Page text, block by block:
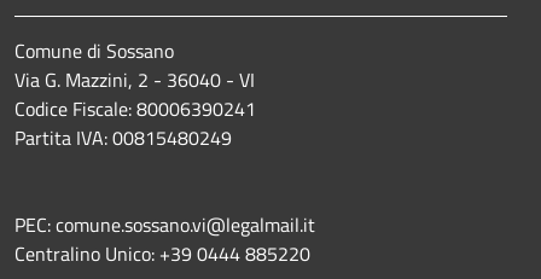
Comune di Sossano
Via G. Mazzini, 2 - 36040 - VI
Codice Fiscale: 80006390241
Partita IVA: 00815480249
PEC: comune.sossano.vi@legalmail.it
Centralino Unico: +39 0444 885220